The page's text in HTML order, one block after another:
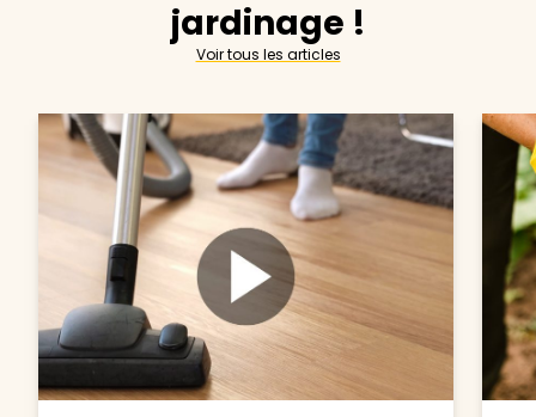
jardinage !
Voir tous les articles